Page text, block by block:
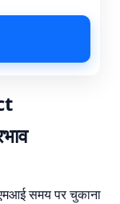
समय पर चुकाना